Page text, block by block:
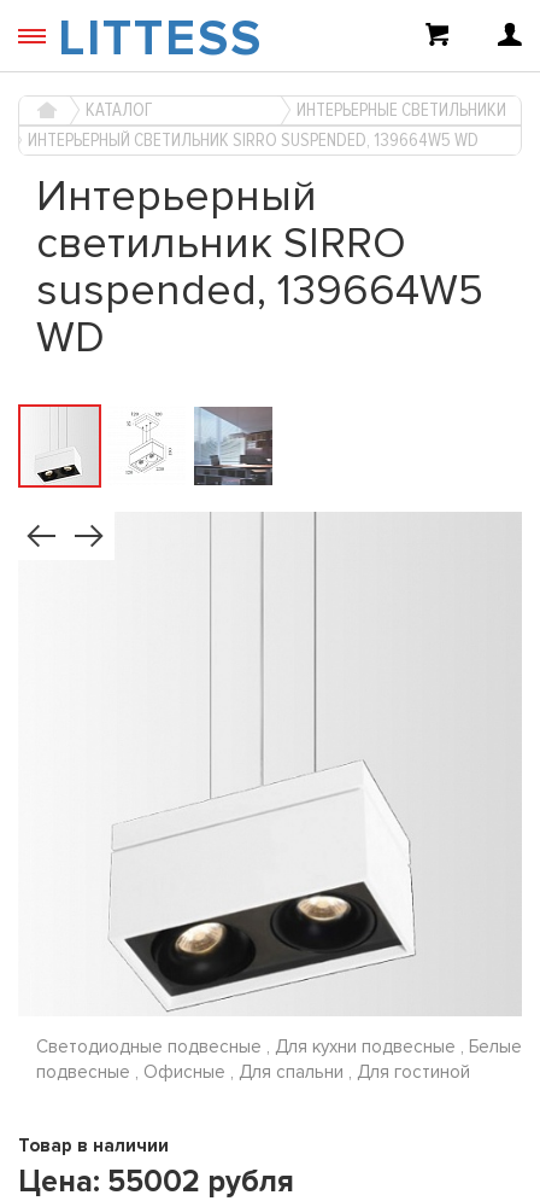
LITTESS
КАТАЛОГ
ИНТЕРЬЕРНЫЕ СВЕТИЛЬНИКИ
ИНТЕРЬЕРНЫЙ СВЕТИЛЬНИК SIRRO SUSPENDED, 139664W5 WD
Интерьерный
светильник SIRRO
suspended, 139664W5
WD
Светодиодные подвесные , Для кухни подвесные , Белые
подвесные , Офисные , Для спальни , Для гостиной
Товар в наличии
Цена: 55002 рубля